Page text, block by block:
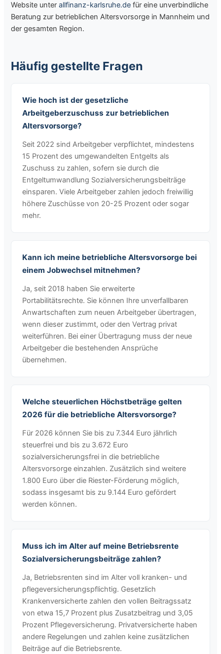
Website unterallfinanz-karlsruhe.de für eine unverbindliche
Beratung zur betrieblichen Altersvorsorge in Mannheim und
der gesamten Region.
Häufig gestellte Fragen
Wie hoch ist der gesetzliche
Arbeitgeberzuschuss zur betrieblichen
Altersvorsorge?
Seit 2022 sind Arbeitgeber verpflichtet, mindestens
15 Prozent des umgewandelten Entgelts als
Zuschuss zu zahlen, sofern sie durch die
Entgeltumwandlung Sozialversicherungsbeiträge
einsparen. Viele Arbeitgeber zahlen jedoch freiwillig
höhere Zuschüsse von 20-25 Prozent oder sogar
mehr.
Kann ich meine betriebliche Altersvorsorge bei
einem Jobwechsel mitnehmen?
Ja, seit 2018 haben Sie erweiterte
Portabilitätsrechte. Sie können Ihre unverfallbaren
Anwartschaften zum neuen Arbeitgeber übertragen,
wenn dieser zustimmt, oder den Vertrag privat
weiterführen. Bei einer Übertragung muss der neue
Arbeitgeber die bestehenden Ansprüche
übernehmen.
Welche steuerlichen Höchstbeträge gelten
2026 für die betriebliche Altersvorsorge?
Für 2026 können Sie bis zu 7.344 Euro jährlich
steuerfrei und bis zu 3.672 Euro
sozialversicherungsfrei in die betriebliche
Altersvorsorge einzahlen. Zusätzlich sind weitere
1.800 Euro über die Riester-Förderung möglich,
sodass insgesamt bis zu 9.144 Euro gefördert
werden können.
Muss ich im Alter auf meine Betriebsrente
Sozialversicherungsbeiträge zahlen?
Ja, Betriebsrenten sind im Alter voll kranken- und
pflegeversicherungspflichtig. Gesetzlich
Krankenversicherte zahlen den vollen Beitragssatz
von etwa 15,7 Prozent plus Zusatzbeitrag und 3,05
Prozent Pflegeversicherung. Privatversicherte haben
andere Regelungen und zahlen keine zusätzlichen
Beiträge auf die Betriebsrente.